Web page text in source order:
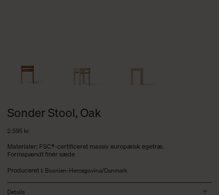
Sonder Stool, Oak
2.595 kr.
Materialer: FSC®-certificeret massiv europæisk egetræ.
Formspændt finér sæde
Produceret i: Bosnien-Hercegovina/Danmark
Details